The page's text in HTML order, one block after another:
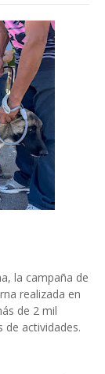
la campaña de
realizada en
de 2 mil
de actividades.